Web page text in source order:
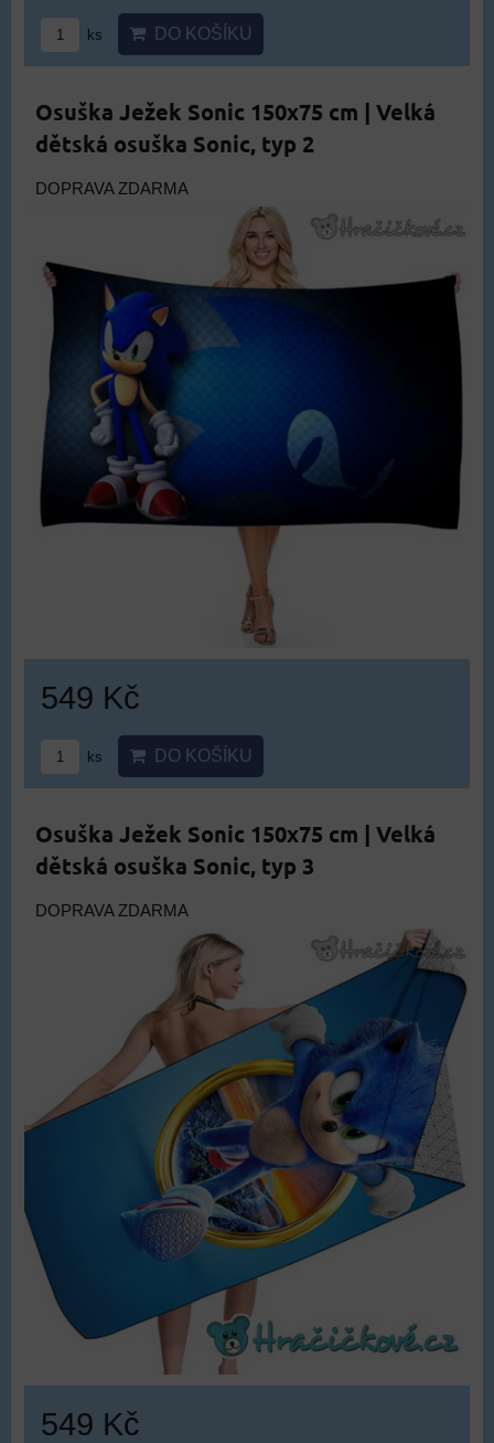
ks DO KOŠÍKU
Osuška Ježek Sonic 150x75 cm | Velká
dětská osuška Sonic, typ 2
DOPRAVA ZDARMA
549 Kč
ks DO KOŠÍKU
Osuška Ježek Sonic 150x75 cm | Velká
dětská osuška Sonic, typ 3
DOPRAVA ZDARMA
549 Kč